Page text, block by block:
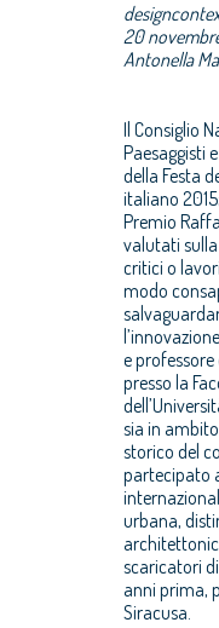
20
Antonella
Il Consiglio
Paesaggisti
della Festa
italiano
Premio
valutati
critici o
modo
e
presso la
sia in
storico del
partecipato
urbana,
scaricatori
anni prima,
Siracusa.